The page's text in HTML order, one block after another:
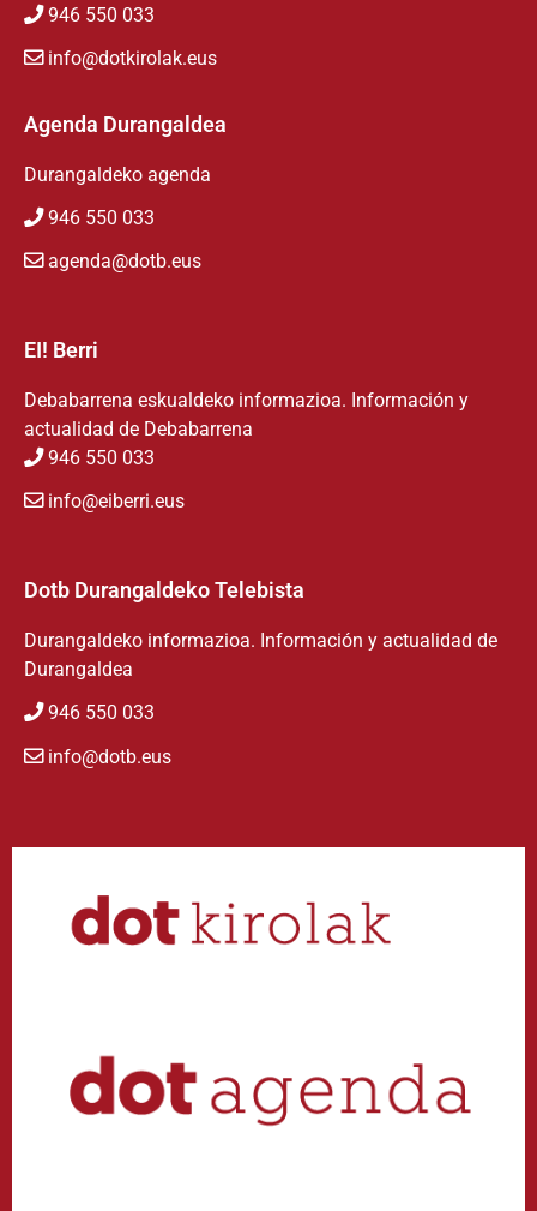
946 550 033
info@dotkirolak.eus
Agenda Durangaldea
Durangaldeko agenda
946 550 033
agenda@dotb.eus
EI! Berri
Debabarrena eskualdeko informazioa. Información y
actualidad de Debabarrena
946 550 033
info@eiberri.eus
Dotb Durangaldeko Telebista
Durangaldeko informazioa. Información y actualidad de
Durangaldea
946 550 033
info@dotb.eus